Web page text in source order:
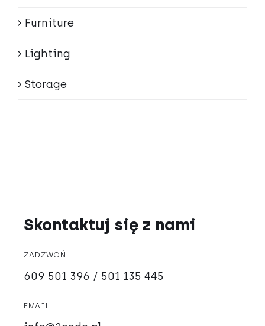
Furniture
Lighting
Storage
Skontaktuj się z nami
ZADZWOŃ
609 501 396 / 501 135 445
EMAIL